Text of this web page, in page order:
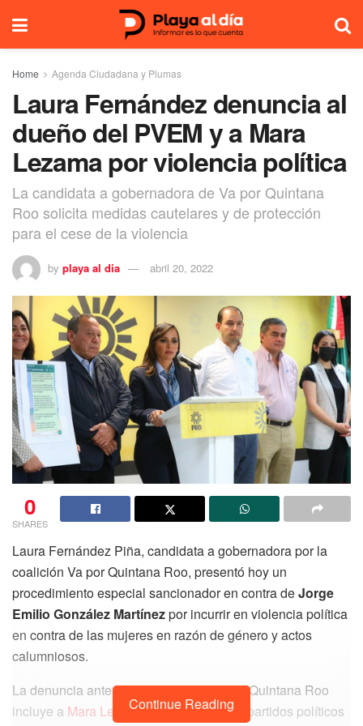
Home Agenda Ciudadana y Plumas
Laura Fernández denuncia al
dueño del PVEM y a Mara
Lezama por violencia política
La candidata a gobernadora de Va por Quintana
Roo solicita medidas cautelares y de protección
para el cese de la violencia
by playa al dia abril 20, 2022
0
SHARES
Laura Fernández Piña, candidata a gobernadora por la
coalición Va por Quintana Roo, presentó hoy un
procedimiento especial sancionador en contra deJorge
Emilio González Martínezpor incurrir en violencia política
en contra de las mujeres en razón de género y actos
calumniosos.
La denuncia ante el Instituto Electoral de Quintana Roo
incluye a Mara Lezama Espinosay a los partidos políticos
Continue Reading